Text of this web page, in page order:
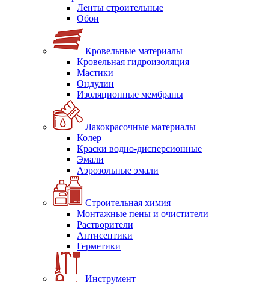
Ленты строительные
Обои
Кровельные материалы
Кровельная гидроизоляция
Мастики
Ондулин
Изоляционные мембраны
Лакокрасочные материалы
Колер
Краски водно-дисперсионные
Эмали
Аэрозольные эмали
Строительная химия
Монтажные пены и очистители
Растворители
Антисептики
Герметики
Инструмент